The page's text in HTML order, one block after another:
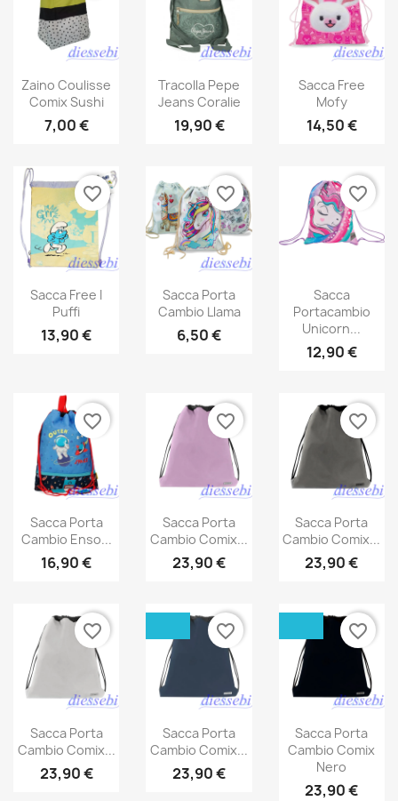
Zaino Coulisse
Comix Sushi
7,00 €
Tracolla Pepe
Jeans Coralie
19,90 €
Sacca Free
Mofy
14,50 €
Sacca Free I
Puffi
13,90 €
favorite_border
Sacca Porta
Cambio Llama
6,50 €
favorite_border
Sacca
Portacambio
Unicorn...
12,90 €
favorite_border
Sacca Porta
Cambio Enso...
16,90 €
favorite_border
Sacca Porta
Cambio Comix...
23,90 €
favorite_border
Sacca Porta
Cambio Comix...
23,90 €
favorite_border
Sacca Porta
Cambio Comix...
23,90 €
favorite_border
Sacca Porta
Cambio Comix...
23,90 €
favorite_border
Sacca Porta
Cambio Comix
Nero
23,90 €
favorite_border